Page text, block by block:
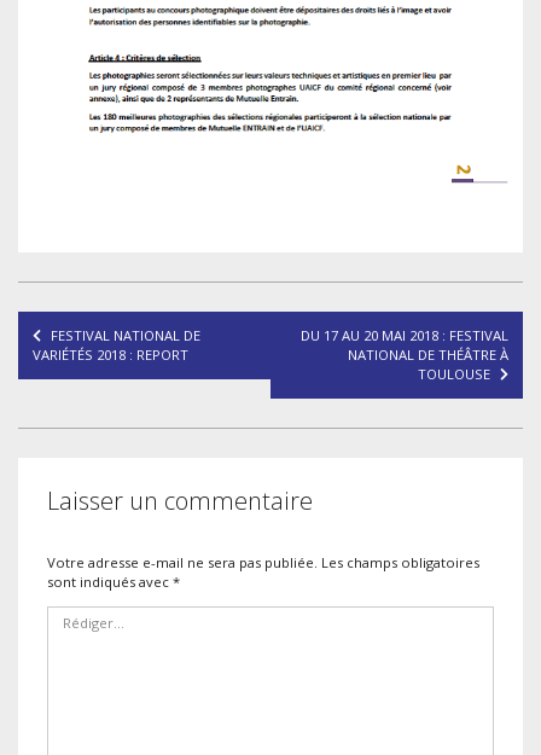
Navigation
de
l’article
FESTIVAL NATIONAL DE
VARIÉTÉS 2018 : REPORT
DU 17 AU 20 MAI 2018 : FESTIVAL
NATIONAL DE THÉÂTRE À
TOULOUSE
Laisser un commentaire
Votre adresse e-mail ne sera pas publiée. Les champs obligatoires
sont indiqués avec *